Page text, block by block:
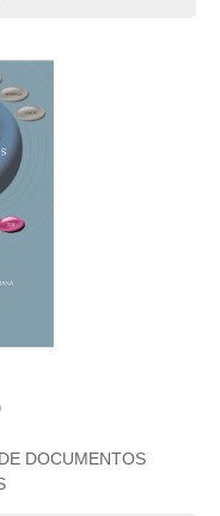
DOCUMENTOS